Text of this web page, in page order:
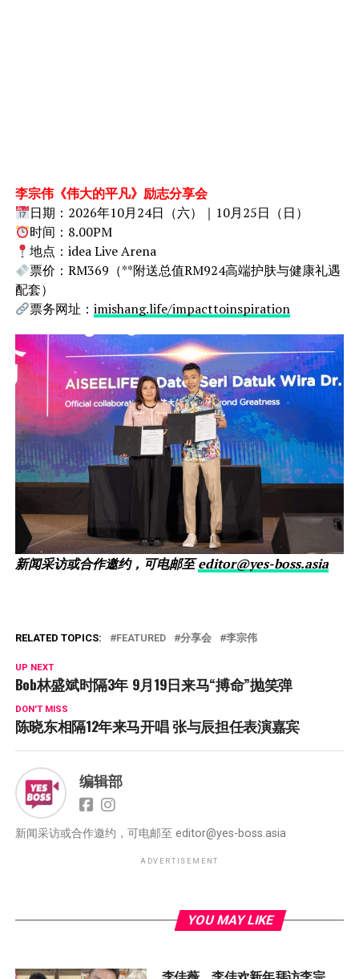
李宗伟《伟大的平凡》励志分享会
日期：2026年10月24日（六）｜10月25日（日）
时间：8.00PM
地点：idea Live Arena
票价：RM369（**附送总值RM924高端护肤与健康礼遇
配套）
票务网址： imishang.life/impacttoinspiration
新闻采访或合作邀约，可电邮至editor@yes-boss.asia
RELATED TOPICS: FEATURED 分享会 李宗伟
UP NEXT
Bob林盛斌时隔3年 9月19日来马“搏命”抛笑弹
DON'T MISS
陈晓东相隔12年来马开唱 张与辰担任表演嘉宾
编辑部
新闻采访或合作邀约，可电邮至 editor@yes-boss.asia
ADVERTISEMENT
YOU MAY LIKE